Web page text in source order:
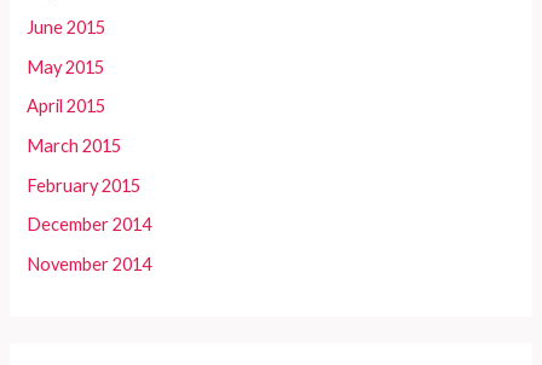
June 2015
May 2015
April 2015
March 2015
February 2015
December 2014
November 2014